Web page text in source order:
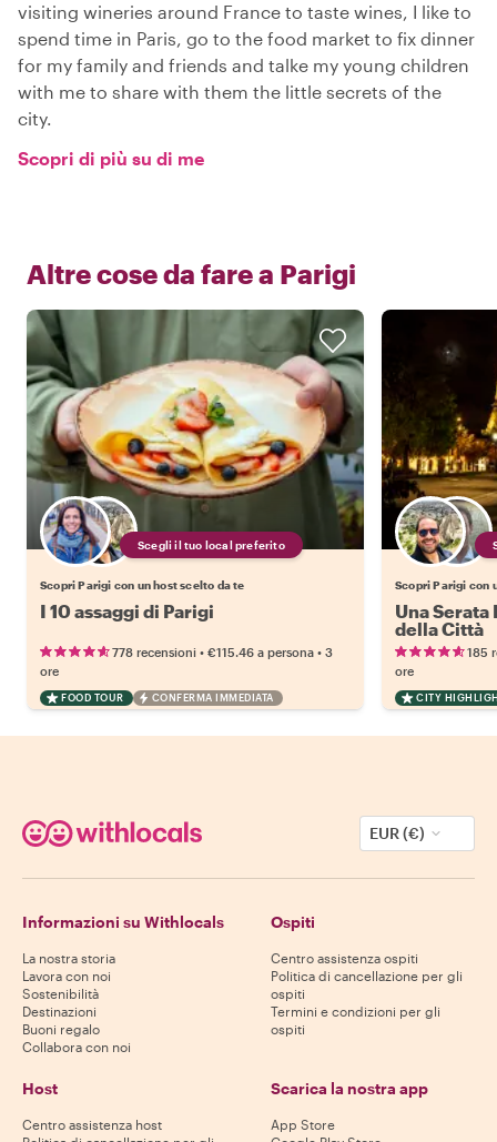
visiting wineries around France to taste wines, I like to
spend time in Paris, go to the food market to fix dinner
for my family and friends and talke my young children
with me to share with them the little secrets of the
city.
Scopri di più su di me
Altre cose da fare a Parigi
Scegli il tuo local preferito
Scopri Parigi con un host scelto da te
I 10 assaggi di Parigi
778 recensioni • €115.46 a persona • 3
ore
FOOD TOUR CONFERMA IMMEDIATA
Scopri Parigi con
Una Serata
della Città
185
ore
CITY
EUR (€)
Informazioni su Withlocals
La nostra storia
Lavora con noi
Sostenibilità
Destinazioni
Buoni regalo
Collabora con noi
Ospiti
Centro assistenza ospiti
Politica di cancellazione per gli
ospiti
Termini e condizioni per gli
ospiti
Host
Centro assistenza host
Scarica la nostra app
App Store